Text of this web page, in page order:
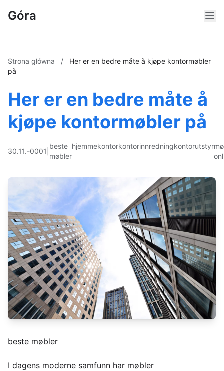
Góra
Strona główna /
Her er en bedre måte å kjøpe kontormøbler
på
Her er en bedre måte å
kjøpe kontormøbler på
30.11.-0001
beste
møbler
hjemmekontorkontorinnredningkontorutstyr
beste møbler
I dagens moderne samfunn har møbler